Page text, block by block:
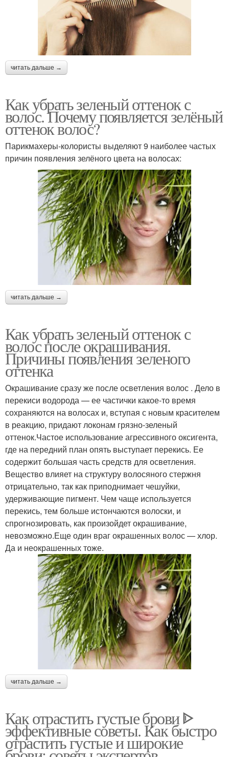
читать дальше →
Как убрать зеленый оттенок с
волос. Почему появляется зелёный
оттенок волос?
Парикмахеры-колористы выделяют 9 наиболее частых
причин появления зелёного цвета на волосах:
читать дальше →
Как убрать зеленый оттенок с
волос после окрашивания.
Причины появления зеленого
оттенка
Окрашивание сразу же после осветления волос . Дело в
перекиси водорода — ее частички какое-то время
сохраняются на волосах и, вступая с новым красителем
в реакцию, придают локонам грязно-зеленый
оттенок.Частое использование агрессивного оксигента,
где на передний план опять выступает перекись. Ее
содержит большая часть средств для осветления.
Вещество влияет на структуру волосяного стержня
отрицательно, так как приподнимает чешуйки,
удерживающие пигмент. Чем чаще используется
перекись, тем больше истончаются волоски, и
спрогнозировать, как произойдет окрашивание,
невозможно.Еще один враг окрашенных волос — хлор.
Да и неокрашенных тоже.
читать дальше →
Как отрастить густые брови ᐈ
эффективные советы. Как быстро
отрастить густые и широкие